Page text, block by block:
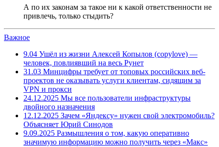
А по их законам за такое ни к какой ответственности не
привлечь, только стыдить?
Важное
9.04 Ушёл из жизни Алексей Копылов (copylove) —
человек, повлиявший на весь Рунет
31.03 Минцифры требует от топовых российских веб-
проектов не оказывать услуги клиентам, сидящим за
VPN и прокси
24.12.2025 Мы все пользователи инфраструктуры
двойного назначения
12.12.2025 Зачем «Яндексу» нужен свой электромобиль?
Объясняет Юрий Синодов
9.09.2025 Размышления о том, какую оперативно
значимую информацию можно получить через «Макс»